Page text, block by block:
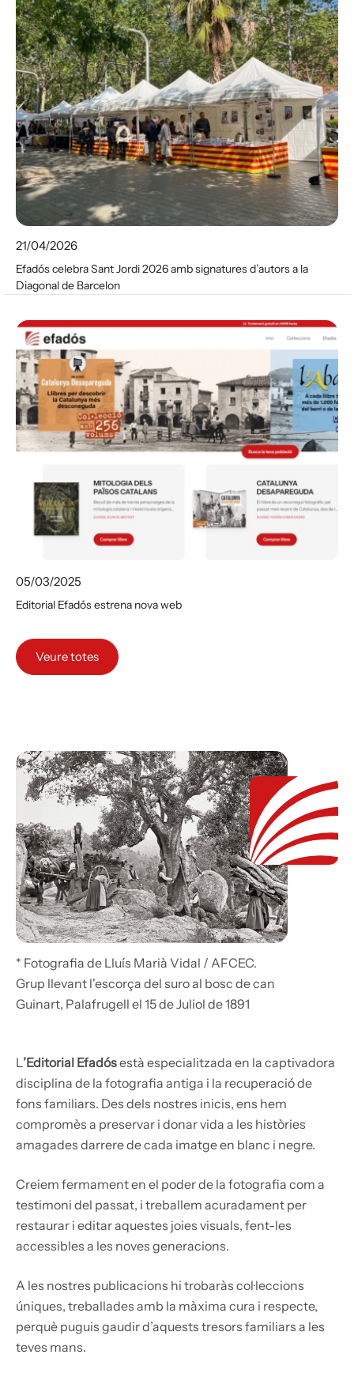
21/04/2026
Efadós celebra Sant Jordi 2026 amb signatures d’autors a la
Diagonal de Barcelon
05/03/2025
Editorial Efadós estrena nova web
Veure totes
* Fotografia de Lluís Marià Vidal / AFCEC.
Grup llevant l'escorça del suro al bosc de can
Guinart, Palafrugell el 15 de Juliol de 1891
L’Editorial Efadósestà especialitzada en la captivadora
disciplina de la fotografia antiga i la recuperació de
fons familiars. Des dels nostres inicis, ens hem
compromès a preservar i donar vida a les històries
amagades darrere de cada imatge en blanc i negre.
Creiem fermament en el poder de la fotografia com a
testimoni del passat, i treballem acuradament per
restaurar i editar aquestes joies visuals, fent-les
accessibles a les noves generacions.
A les nostres publicacions hi trobaràs col·leccions
úniques, treballades amb la màxima cura i respecte,
perquè puguis gaudir d’aquests tresors familiars a les
teves mans.